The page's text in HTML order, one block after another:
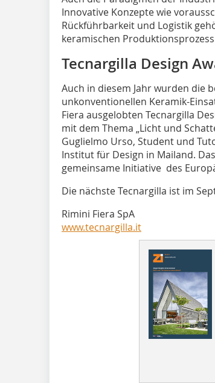
Innovative Konzepte wie
Rückführbarkeit und Logistik
keramischen
Tecnargilla Design
Auch in diesem Jahr wurden die
unkonventionellen Keramik-
Fiera ausgelobten Tecnargilla
mit dem Thema „Licht und
Guglielmo Urso, Student und
Institut für Design in Mailand.
gemeinsame Initiative des
Die nächste Tecnargilla ist im
Rimini Fiera SpA
www.tecnargilla.it